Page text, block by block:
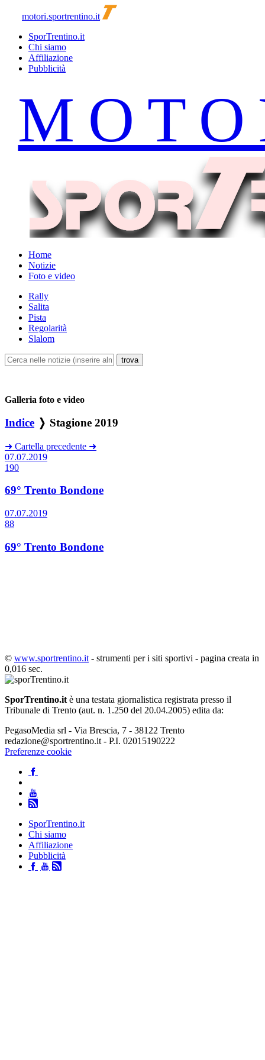
motori.sportrentino.it
SporTrentino.it
Chi siamo
Affiliazione
Pubblicità
Home
Notizie
Foto e video
Rally
Salita
Pista
Regolarità
Slalom
Galleria foto e video
Indice ❭ Stagione 2019
➜ Cartella precedente ➜
07.07.2019
190
69° Trento Bondone
07.07.2019
88
69° Trento Bondone
© www.sportrentino.it- strumenti per i siti sportivi - pagina creata in
0,016 sec.
SporTrentino.itè una testata giornalistica registrata presso il
Tribunale di Trento (aut. n. 1.250 del 20.04.2005) edita da:
PegasoMedia srl - Via Brescia, 7 - 38122 Trento
redazione@sportrentino.it - P.I. 02015190222
Preferenze cookie
SporTrentino.it
Chi siamo
Affiliazione
Pubblicità